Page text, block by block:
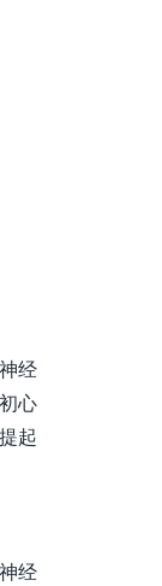
经
心
起
经